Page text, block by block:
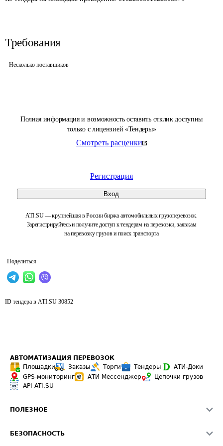
Полная информация и возможность оставить отклик доступны
только с лицензией «Тендеры»
Смотреть расценки
Регистрация
Вход
ATI.SU — крупнейшая в России биржа автомобильных грузоперевозок.
Зарегистрируйтесь и получите доступ к тендерам на перевозки, заявкам
на перевозку грузов и поиск транспорта
Поделиться
Требования
Несколько поставщиков
ID тендера в ATI.SU 30852
АВТОМАТИЗАЦИЯ ПЕРЕВОЗОК
Площадки
Заказы Торги Тендеры
АТИ-Доки
GPS-мониторинг
АТИ Мессенджер
Цепочки грузов
API ATI.SU
ПОЛЕЗНОЕ
БЕЗОПАСНОСТЬ